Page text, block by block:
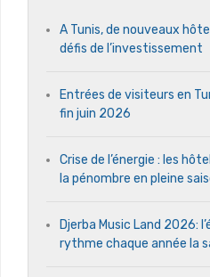
A Tunis, de nouveaux
défis de l’investissement
Entrées de visiteurs en
fin juin 2026
Crise de l’énergie : les
la pénombre en pleine
Djerba Music Land 2026:
rythme chaque année la